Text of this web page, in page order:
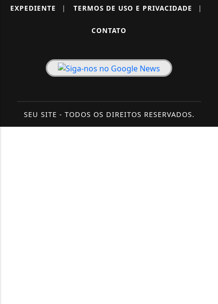
EXPEDIENTE | TERMOS DE USO E PRIVACIDADE |
CONTATO
SEU SITE - TODOS OS DIREITOS RESERVADOS.